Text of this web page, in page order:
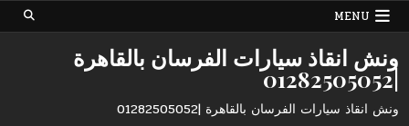
Skip
MENU
ونش انقاذ سيارات الفرسان بالقاهرة
|01282505052
ونش انقاذ سيارات الفرسان بالقاهرة |01282505052